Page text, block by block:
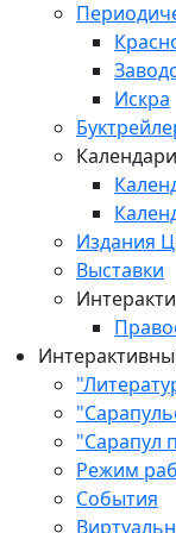
Искра
Календари
Издания
Выставки
"Сарапул
Режим
События